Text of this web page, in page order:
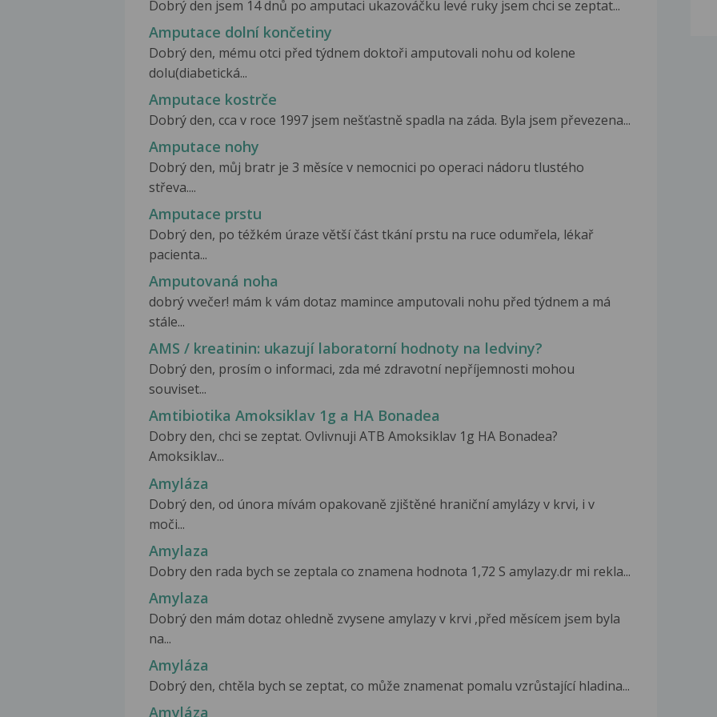
Dobrý den jsem 14 dnů po amputaci ukazováčku levé ruky jsem chci se zeptat...
Amputace dolní končetiny
Dobrý den, mému otci před týdnem doktoři amputovali nohu od kolene
dolu(diabetická...
Amputace kostrče
Dobrý den, cca v roce 1997 jsem nešťastně spadla na záda. Byla jsem převezena...
Amputace nohy
Dobrý den, můj bratr je 3 měsíce v nemocnici po operaci nádoru tlustého
střeva....
Amputace prstu
Dobrý den, po téžkém úraze větší část tkání prstu na ruce odumřela, lékař
pacienta...
Amputovaná noha
dobrý vvečer! mám k vám dotaz mamince amputovali nohu před týdnem a má
stále...
AMS / kreatinin: ukazují laboratorní hodnoty na ledviny?
Dobrý den, prosím o informaci, zda mé zdravotní nepříjemnosti mohou
souviset...
Amtibiotika Amoksiklav 1g a HA Bonadea
Dobry den, chci se zeptat. Ovlivnuji ATB Amoksiklav 1g HA Bonadea?
Amoksiklav...
Amyláza
Dobrý den, od února mívám opakovaně zjištěné hraniční amylázy v krvi, i v
moči...
Amylaza
Dobry den rada bych se zeptala co znamena hodnota 1,72 S amylazy.dr mi rekla...
Amylaza
Dobrý den mám dotaz ohledně zvysene amylazy v krvi ,před měsícem jsem byla
na...
Amyláza
Dobrý den, chtěla bych se zeptat, co může znamenat pomalu vzrůstající hladina...
Amyláza